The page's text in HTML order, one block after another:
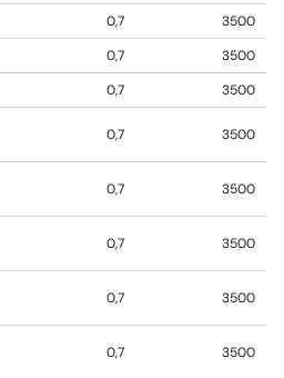
0,7
3500
0,7
3500
0,7 3500
0,7 3500
0,7 3500
0,7 3500
0,7 3500
0,7 3500